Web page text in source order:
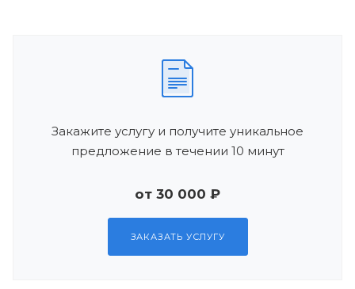
Закажите услугу и получите уникальное
предложение в течении 10 минут
от 30 000 ₽
ЗАКАЗАТЬ УСЛУГУ